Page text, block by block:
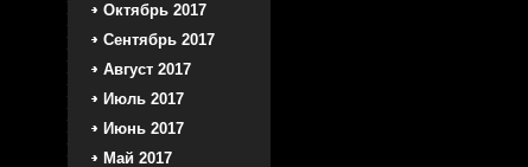
Октябрь 2017
Сентябрь 2017
Август 2017
Июль 2017
Июнь 2017
Май 2017